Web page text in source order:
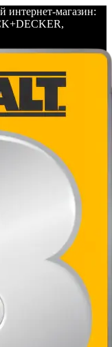
интернет-магазин: